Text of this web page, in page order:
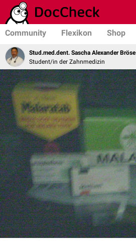
Community Flexikon Shop
Stud.med.dent. Sascha Alexander Bröse
Student/in der Zahnmedizin